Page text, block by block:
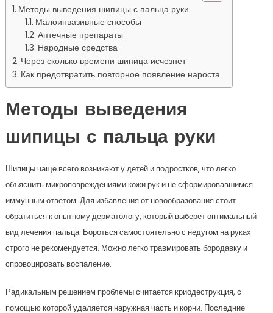
Методы выведения шипицы с пальца руки
Малоинвазивные способы
Аптечные препараты
Народные средства
Через сколько времени шипица исчезнет
Как предотвратить повторное появление нароста
Методы выведения
шипицы с пальца руки
Шипицы чаще всего возникают у детей и подростков, что легко
объяснить микроповреждениями кожи рук и не сформировавшимся
иммунным ответом. Для избавления от новообразования стоит
обратиться к опытному дерматологу, который выберет оптимальный
вид лечения пальца. Бороться самостоятельно с недугом на руках
строго не рекомендуется. Можно легко травмировать бородавку и
спровоцировать воспаление.
Радикальным решением проблемы считается криодеструкция, с
помощью которой удаляется наружная часть и корни. Последние